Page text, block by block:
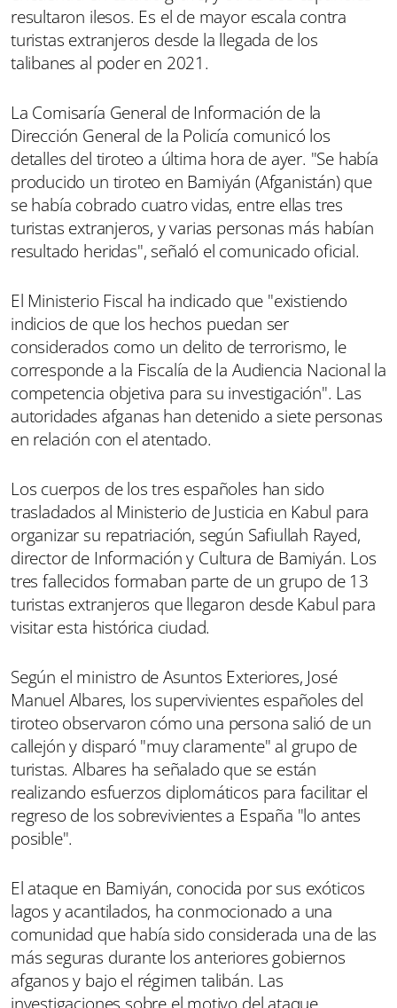
resultaron ilesos. Es el de mayor escala contra
turistas extranjeros desde la llegada de los
talibanes al poder en 2021.
La Comisaría General de Información de la
Dirección General de la Policía comunicó los
detalles del tiroteo a última hora de ayer. "Se había
producido un tiroteo en Bamiyán (Afganistán) que
se había cobrado cuatro vidas, entre ellas tres
turistas extranjeros, y varias personas más habían
resultado heridas", señaló el comunicado oficial.
El Ministerio Fiscal ha indicado que "existiendo
indicios de que los hechos puedan ser
considerados como un delito de terrorismo, le
corresponde a la Fiscalía de la Audiencia Nacional la
competencia objetiva para su investigación". Las
autoridades afganas han detenido a siete personas
en relación con el atentado.
Los cuerpos de los tres españoles han sido
trasladados al Ministerio de Justicia en Kabul para
organizar su repatriación, según Safiullah Rayed,
director de Información y Cultura de Bamiyán. Los
tres fallecidos formaban parte de un grupo de 13
turistas extranjeros que llegaron desde Kabul para
visitar esta histórica ciudad.
Según el ministro de Asuntos Exteriores, José
Manuel Albares, los supervivientes españoles del
tiroteo observaron cómo una persona salió de un
callejón y disparó "muy claramente" al grupo de
turistas. Albares ha señalado que se están
realizando esfuerzos diplomáticos para facilitar el
regreso de los sobrevivientes a España "lo antes
posible".
El ataque en Bamiyán, conocida por sus exóticos
lagos y acantilados, ha conmocionado a una
comunidad que había sido considerada una de las
más seguras durante los anteriores gobiernos
afganos y bajo el régimen talibán. Las